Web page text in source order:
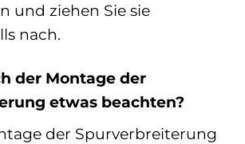
und ziehen Sie sie
nach.
der Montage der
etwas beachten?
der Spurverbreiterung